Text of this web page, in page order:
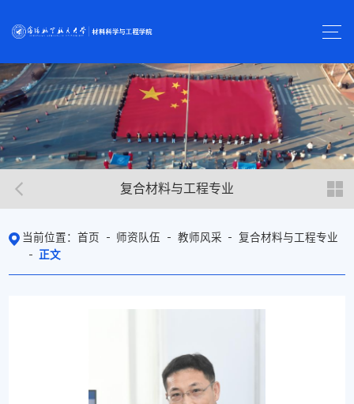
复合材料与工程专业
当前位置：首页 师资队伍 教师风采
复合材料与工程专业
正文